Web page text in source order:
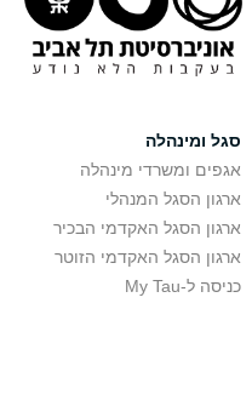
סגל ומינהלה
אגפים ומשרדי מינהלה
ארגון הסגל המנהלי
ארגון הסגל האקדמי הבכיר
ארגון הסגל האקדמי הזוטר
כניסה ל-My Tau